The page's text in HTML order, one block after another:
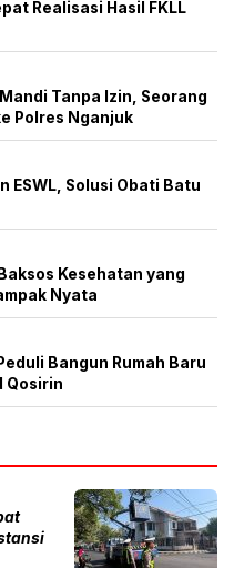
Realisasi Hasil FKLL
Tanpa Izin, Seorang
Polres Nganjuk
ESWL, Solusi Obati Batu
Kesehatan yang
Nyata
Bangun Rumah Baru
Qosirin